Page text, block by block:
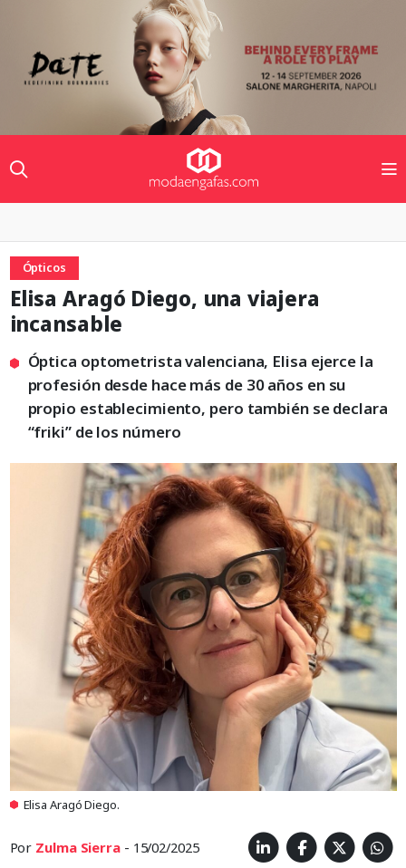
Ópticos
Elisa Aragó Diego, una viajera
incansable
Óptica optometrista valenciana, Elisa ejerce la
profesión desde hace más de 30 años en su
propio establecimiento, pero también se declara
“friki” de los número
Elisa Aragó Diego.
Por Zulma Sierra- 15/02/2025